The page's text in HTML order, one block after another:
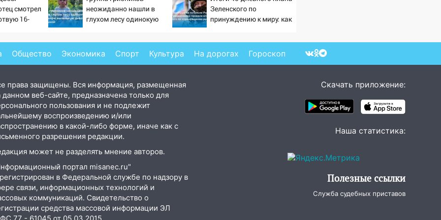
смотрел
16-
неожиданно нашли в
глухом лесу одинокую
Зеленского по
принуждению к миру: как
Украины от военкора
Коца
Общество Экономика Спорт Культура На дорогах Гороскоп
права защищены. Вся информация, размещенная
данном веб-сайте, предназначена только для
пользования и не подлежит
воспроизведению и/или
в какой-либо форме, иначе как с
разрешения редакции.
может не разделять мнение авторов.
портал misanec.ru"
в Федеральной службе по надзору в
связи, информационных технологий и
коммуникаций. Свидетельство о
средства массовой информации ЭЛ
Скачать приложение:
Наша статистика:
Полезные ссылки
Служба судебных приставов